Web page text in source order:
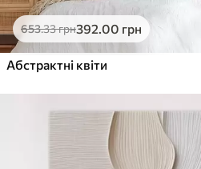
653.33грн392.00 грн
Абстрактні квіти